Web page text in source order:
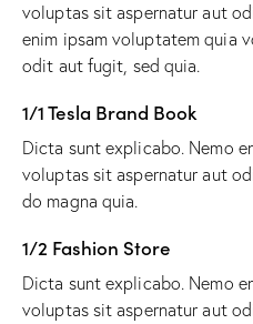
voluptas sit aspernatur aut
enim ipsam voluptatem quia
odit aut fugit, sed quia.
1/1 Tesla Brand Book
Dicta sunt explicabo. Nemo
voluptas sit aspernatur aut
do magna quia.
1/2 Fashion Store
Dicta sunt explicabo. Nemo
voluptas sit aspernatur aut